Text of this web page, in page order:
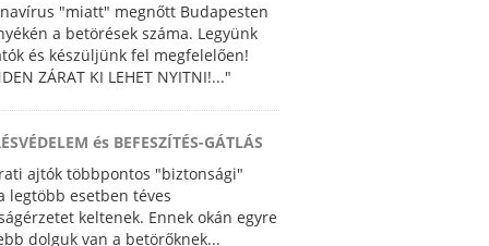
"miatt" megnőtt Budapesten
a betörések száma. Legyünk
és készüljünk fel megfelelően!
ZÁRAT KI LEHET NYITNI!..."
és BEFESZÍTÉS-GÁTLÁS
ajtók többpontos "biztonsági"
legtöbb esetben téves
keltenek. Ennek okán egyre
dolguk van a betörőknek...